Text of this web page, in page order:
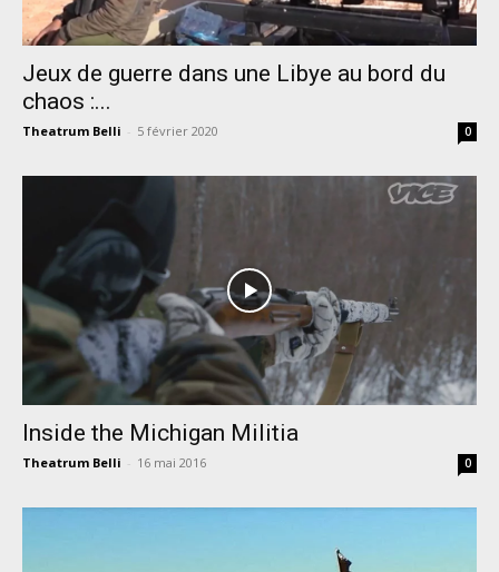
Jeux de guerre dans une Libye au bord du
chaos :...
Theatrum Belli - 5 février 2020 0
Inside the Michigan Militia
Theatrum Belli - 16 mai 2016 0